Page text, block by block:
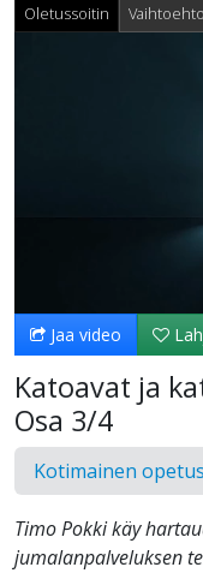
Oletussoitin
Jaa video
Katoavat ja
Osa 3/4
Kotimainen opetus
Timo Pokki käy
jumalanpalveluksen